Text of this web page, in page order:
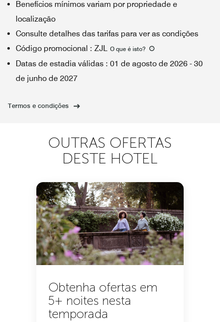
Benefícios mínimos variam por propriedade e
localização
Consulte detalhes das tarifas para ver as condições
Código promocional : ZJL O que é isto?
Datas de estadia válidas : 01 de agosto de 2026 - 30
de junho de 2027
Termos e condições
OUTRAS OFERTAS
DESTE HOTEL
Obtenha ofertas em
5+ noites nesta
temporada